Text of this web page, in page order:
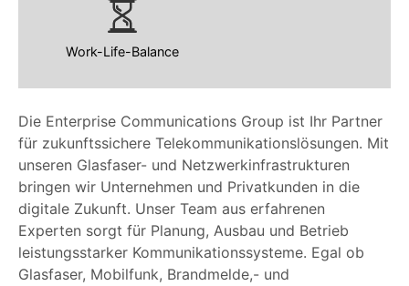
Die Enterprise Communications Group ist Ihr Partner
für zukunftssichere Telekommunikationslösungen. Mit
unseren Glasfaser- und Netzwerkinfrastrukturen
bringen wir Unternehmen und Privatkunden in die
digitale Zukunft. Unser Team aus erfahrenen
Experten sorgt für Planung, Ausbau und Betrieb
leistungsstarker Kommunikationssysteme. Egal ob
Glasfaser, Mobilfunk, Brandmelde,- und
Work-Life-Balance